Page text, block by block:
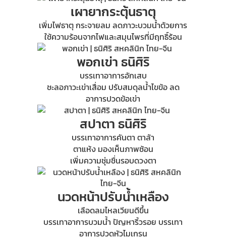
เผายากระตุ้นธาตุ
เพิ่มไฟธาตุ กระจายลม ลดภาวะบวมน้ำด้วยการ
ใช้ความร้อนจากไฟและสมุนไพรที่มีฤทธิ์ร้อน
พอกเข่า ธนิศิริ
บรรเทาอาการอักเสบ
ชะลอภาวะเข่าเสื่อม ปรับสมดุลน้ำไขข้อ ลด
อาการปวดข้อเข่า
สปาตา ธนิศิริ
บรรเทาอาการคันตา ตาล้า
ตาแห้ง มองเห็นภาพซ้อน
เพิ่มความชุ่มชื่นรอบดวงตา
นวดหน้าปรับน้ำเหลือง
เลือดลมไหลเวียนดีขึ้น
บรรเทาอาการบวมน้ำ ปัญหาริ้วรอย บรรเทา
อาการปวดหัวไมเกรน